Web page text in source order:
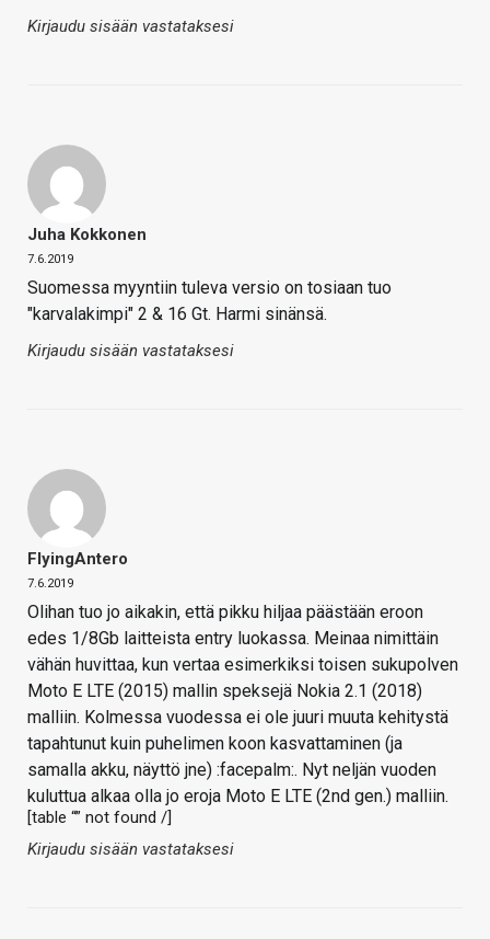
Kirjaudu sisään vastataksesi
Juha Kokkonen
7.6.2019
Suomessa myyntiin tuleva versio on tosiaan tuo
"karvalakimpi" 2 & 16 Gt. Harmi sinänsä.
Kirjaudu sisään vastataksesi
FlyingAntero
7.6.2019
Olihan tuo jo aikakin, että pikku hiljaa päästään eroon
edes 1/8Gb laitteista entry luokassa. Meinaa nimittäin
vähän huvittaa, kun vertaa esimerkiksi toisen sukupolven
Moto E LTE (2015) mallin speksejä Nokia 2.1 (2018)
malliin. Kolmessa vuodessa ei ole juuri muuta kehitystä
tapahtunut kuin puhelimen koon kasvattaminen (ja
samalla akku, näyttö jne) :facepalm:. Nyt neljän vuoden
kuluttua alkaa olla jo eroja Moto E LTE (2nd gen.) malliin.
[table “” not found /]
Kirjaudu sisään vastataksesi